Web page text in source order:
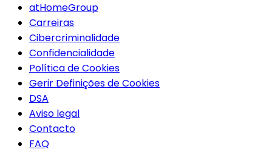
atHomeGroup
Carreiras
Cibercriminalidade
Confidencialidade
Política de Cookies
Gerir Definições de Cookies
DSA
Aviso legal
Contacto
FAQ